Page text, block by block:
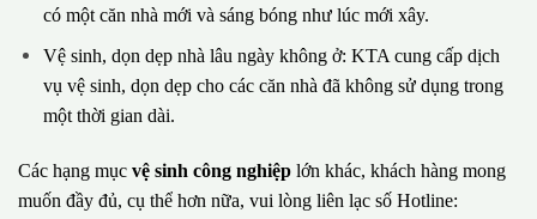
có một căn nhà mới và sáng bóng như lúc mới xây.
Vệ sinh, dọn dẹp nhà lâu ngày không ở: KTA cung cấp dịch
vụ vệ sinh, dọn dẹp cho các căn nhà đã không sử dụng trong
một thời gian dài.
Các hạng mục vệ sinh công nghiệp lớn khác, khách hàng mong
muốn đầy đủ, cụ thể hơn nữa, vui lòng liên lạc số Hotline: